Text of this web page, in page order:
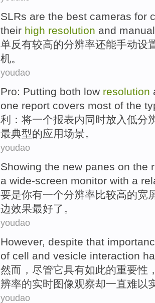
SLRs are the best cameras for
their high resolution and manual
单反有较高的分辨率还能手动设
机。
youdao
Pro: Putting both low resolution
one report covers most of the
利
： 将一个报表内 同时放入低分
最典型的应用场景。
youdao
Showing the new panes on the
a wide-screen monitor with a
要是你有一个分辨率比较高的宽
边效果最好了 。
youdao
However, despite that
of cell and vesicle interaction
然而 ， 尽管它具有如此的重要性
辨率的实时图像观察却一直难以
youdao